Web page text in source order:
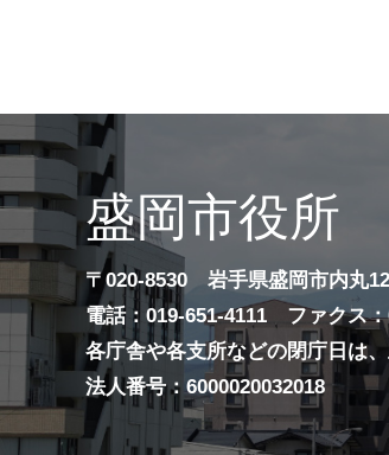
盛岡市役所
〒020-8530 岩手県盛岡市内丸
電話：019-651-4111 ファクス：
各庁舎や各支所などの閉庁日は
法人番号：6000020032018